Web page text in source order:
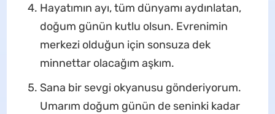
Hayatımın ayı, tüm dünyamı aydınlatan,
doğum günün kutlu olsun. Evrenimin
merkezi olduğun için sonsuza dek
minnettar olacağım aşkım.
Sana bir sevgi okyanusu gönderiyorum.
Umarım doğum günün de seninki kadar